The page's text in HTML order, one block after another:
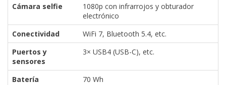
Cámara selfie
1080p con infrarrojos y obturador
electrónico
Conectividad
WiFi 7, Bluetooth 5.4, etc.
Puertos y
sensores
3× USB4 (USB-C), etc.
Batería
70 Wh